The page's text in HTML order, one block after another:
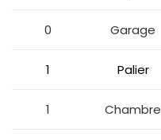
0 Garage
1 Palier
1 Chambre